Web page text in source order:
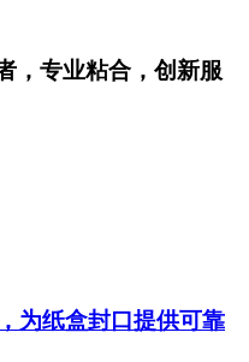
，专业粘合，创新服
为纸盒封口提供可靠